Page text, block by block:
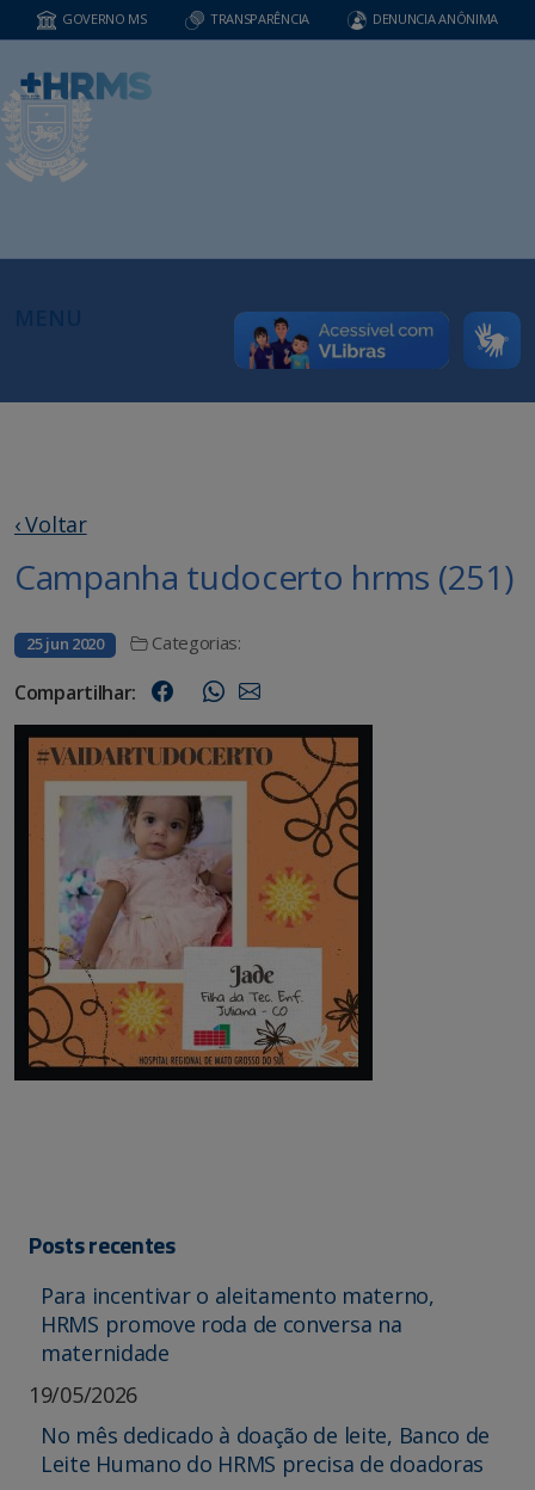
GOVERNO MS TRANSPARÊNCIA DENUNCIA ANÔNIMA
‹ Voltar
Campanha tudocerto hrms (251)
25 jun 2020 Categorias:
Compartilhar:
Posts recentes
Para incentivar o aleitamento materno,
HRMS promove roda de conversa na
maternidade
19/05/2026
No mês dedicado à doação de leite, Banco de
Leite Humano do HRMS precisa de doadoras